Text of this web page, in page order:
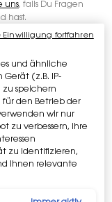
und ähnliche
(z.B. IP-
zu speichern
den Betrieb der
wir nur
zu verbessern, ihre
zu identifizieren,
Ihnen relevante
zeigen. Sie können
Einwilligung fortfahren
uns, falls Du Fragen
hast.